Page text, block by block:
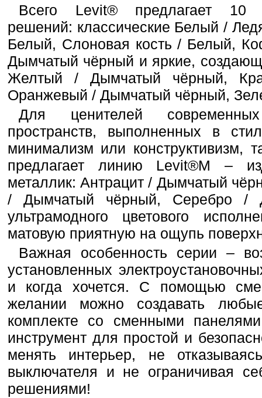
Всего Levit® предлагает 10
решений: классические Белый /
Белый, Слоновая кость / Белый,
Дымчатый чёрный и яркие,
Желтый / Дымчатый чёрный,
Оранжевый / Дымчатый чёрный,
Для ценителей
пространств, выполненных в
минимализм или конструктивизм,
предлагает линию Levit®M –
металлик: Антрацит / Дымчатый
/ Дымчатый чёрный, Серебро /
ультрамодного цветового
матовую приятную на ощупь
Важная особенность серии –
установленных
и когда хочется. С помощью
желании можно создавать
комплекте со сменными
инструмент для простой и
менять интерьер, не
выключателя и не ограничивая
решениями!